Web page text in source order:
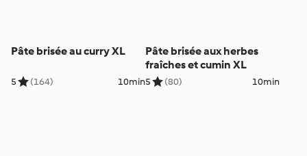
Pâte brisée au curry XL
5 (164) 10min
Pâte brisée aux herbes
fraîches et cumin XL
5 (80) 10min